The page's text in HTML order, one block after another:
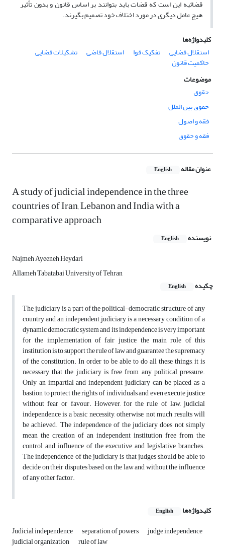
قضائیه این است که قضات باید بتوانند بر اساس قانون و بدون تأثیر
هیچ عامل دیگری در مورد اختلاف خود تصمیم بگیرند.
کلیدواژه‌ها
استقلال قضایی
تفکیک قوا استقلال قاضی تشکیلات قضایی
حاکمیت قانون
موضوعات
حقوق
حقوق بین الملل
فقه و اصول
فقه و حقوق
عنوان مقاله English
A study of judicial independence in the three
countries of Iran, Lebanon and India with a
comparative approach
نویسنده English
Najmeh Ayeeneh Heydari
Allameh Tabatabai University of Tehran
چکیده
English
The judiciary is a part of the political-democratic structure of any
country and an independent judiciary is a necessary condition of a
dynamic democratic system and its independence is very important
for the implementation of fair justice, the main role of this
institution is to support the rule of law and guarantee the supremacy
of the constitution. In order to be able to do all these things, it is
necessary that the judiciary is free from any political pressure.
Only an impartial and independent judiciary can be placed as a
bastion to protect the rights of individuals and even execute justice
without fear or favour. However, for the rule of law, judicial
independence is a basic necessity, otherwise, not much results will
be achieved. The independence of the judiciary does not simply
mean the creation of an independent institution free from the
control and influence of the executive and legislative branches.
The independence of the judiciary is that judges should be able to
decide on their disputes based on the law and without the influence
of any other factor.
کلیدواژه‌ها English
Judicial independence separation of powers judge independence
judicial organization rule of law